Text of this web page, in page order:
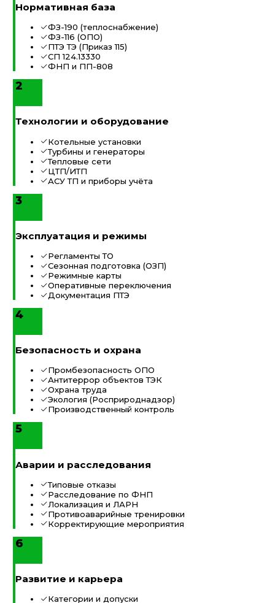
Нормативная база
ФЗ-190 (теплоснабжение)
ФЗ-116 (ОПО)
ПТЭ ТЭ (Приказ 115)
СП 124.13330
ФНП и ПП-808
2
Технологии и оборудование
Котельные установки
Турбины и генераторы
Тепловые сети
ЦТП/ИТП
АСУ ТП и приборы учёта
3
Эксплуатация и режимы
Регламенты ТО
Сезонная подготовка (ОЗП)
Режимные карты
Оперативные переключения
Документация ПТЭ
4
Безопасность и охрана
Промбезопасность ОПО
Антитеррор объектов ТЭК
Охрана труда
Экология (Росприроднадзор)
Производственный контроль
5
Аварии и расследования
Типовые отказы
Расследование по ФНП
Локализация и ЛАРН
Противоаварийные тренировки
Корректирующие мероприятия
6
Развитие и карьера
Категории и допуски